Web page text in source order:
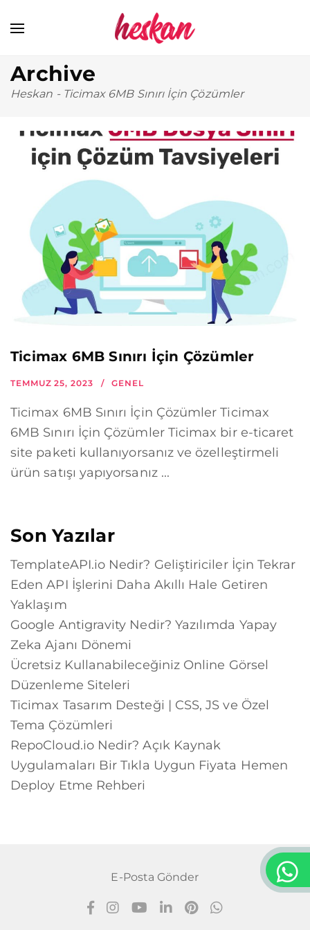
Archive
Heskan - Ticimax 6MB Sınırı İçin Çözümler
Ticimax 6MB Sınırı İçin Çözümler
TEMMUZ 25, 2023 GENEL
Ticimax 6MB Sınırı İçin Çözümler Ticimax
6MB Sınırı İçin Çözümler Ticimax bir e-ticaret
site paketi kullanıyorsanız ve özelleştirmeli
ürün satışı yapıyorsanız ...
Son Yazılar
TemplateAPI.io Nedir? Geliştiriciler İçin Tekrar
Eden API İşlerini Daha Akıllı Hale Getiren
Yaklaşım
Google Antigravity Nedir? Yazılımda Yapay
Zeka Ajanı Dönemi
Ücretsiz Kullanabileceğiniz Online Görsel
Düzenleme Siteleri
Ticimax Tasarım Desteği | CSS, JS ve Özel
Tema Çözümleri
RepoCloud.io Nedir? Açık Kaynak
Uygulamaları Bir Tıkla Uygun Fiyata Hemen
Deploy Etme Rehberi
E-Posta Gönder